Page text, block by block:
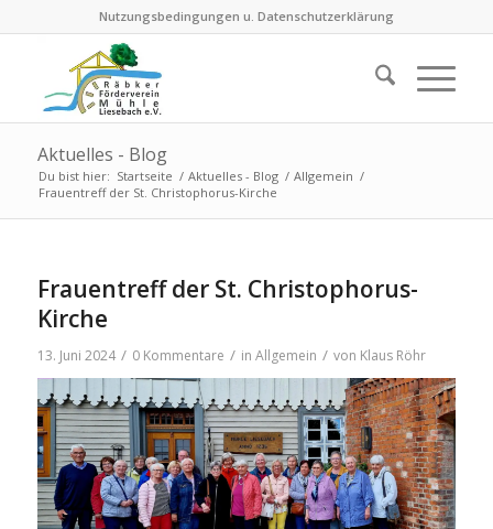
Nutzungsbedingungen u. Datenschutzerklärung
Aktuelles - Blog
Du bist hier: Startseite / Aktuelles - Blog / Allgemein /
Frauentreff der St. Christophorus-Kirche
Frauentreff der St. Christophorus-
Kirche
13. Juni 2024 / 0 Kommentare / in Allgemein / von Klaus Röhr